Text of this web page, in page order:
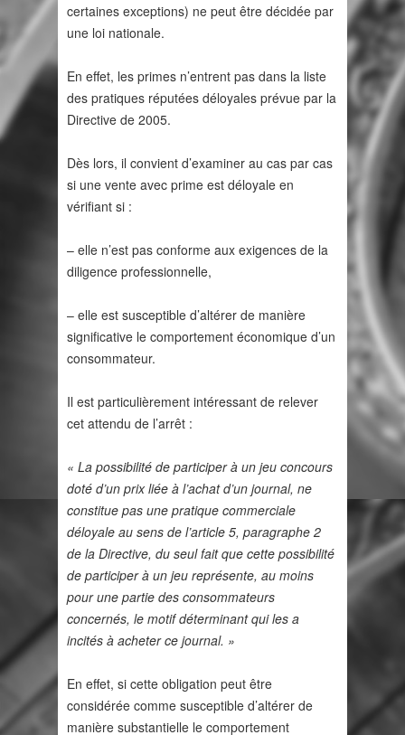
certaines exceptions) ne peut être décidée par
une loi nationale.
En effet, les primes n’entrent pas dans la liste
des pratiques réputées déloyales prévue par la
Directive de 2005.
Dès lors, il convient d’examiner au cas par cas
si une vente avec prime est déloyale en
vérifiant si :
– elle n’est pas conforme aux exigences de la
diligence professionnelle,
– elle est susceptible d’altérer de manière
significative le comportement économique d’un
consommateur.
Il est particulièrement intéressant de relever
cet attendu de l’arrêt :
« La possibilité de participer à un jeu concours
doté d’un prix liée à l’achat d’un journal, ne
constitue pas une pratique commerciale
déloyale au sens de l’article 5, paragraphe 2
de la Directive, du seul fait que cette possibilité
de participer à un jeu représente, au moins
pour une partie des consommateurs
concernés, le motif déterminant qui les a
incités à acheter ce journal. »
En effet, si cette obligation peut être
considérée comme susceptible d’altérer de
manière substantielle le comportement